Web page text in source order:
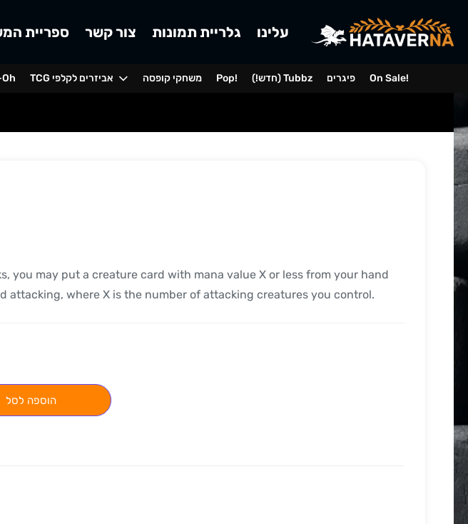
ספריית צור קשר גלריית תמונות עלינו
TCG אביזרים לקלפי משחקי קופסה Pop! (!חדש) Tubbz פיגרים On Sale!
you may put a creature card with mana value X or less from your hand
attacking, where X is the number of attacking creatures you control.
הוספה לסל